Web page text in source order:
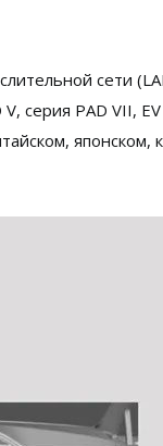
сети
серия PAD VII,
японском,